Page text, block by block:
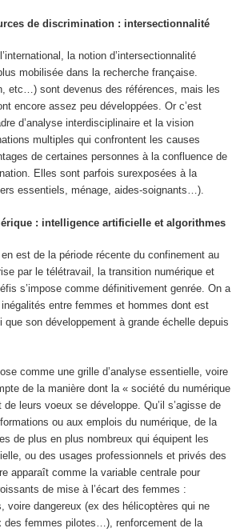
de discrimination : intersectionnalité
la notion d’intersectionnalité
mobilisée dans la recherche française.
etc…) sont devenus des références, mais les
encore assez peu développées. Or c’est
d’analyse interdisciplinaire et la vision
multiples qui confrontent les causes
de certaines personnes à la confluence de
Elles sont parfois surexposées à la
essentiels, ménage, aides-soignants…).
: intelligence artificielle et algorithmes
est de la période récente du confinement au
par le télétravail, la transition numérique et
s’impose comme définitivement genrée. On a
entre femmes et hommes dont est
son développement à grande échelle depuis
comme une grille d’analyse essentielle, voire
de la manière dont la « société du numérique
leurs voeux se développe. Qu’il s’agisse de
ou aux emplois du numérique, de la
de plus en plus nombreux qui équipent les
ou des usages professionnels et privés des
apparaît comme la variable centrale pour
de mise à l’écart des femmes :
voire dangereux (ex des hélicoptères qui ne
des femmes pilotes…), renforcement de la